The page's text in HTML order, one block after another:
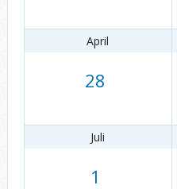
April
28
Juli
1